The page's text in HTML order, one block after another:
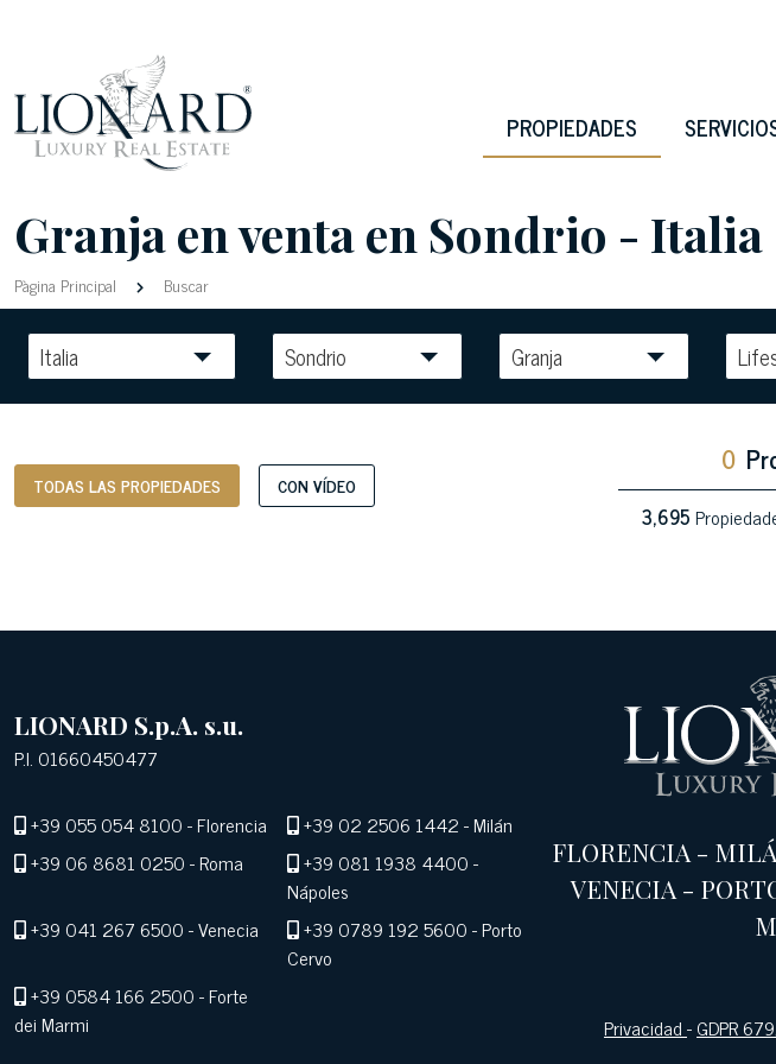
PROPIEDADES
Granja en venta en Sondrio - Italia
Pàgina Principal Buscar
Italia Sondrio Granja
TODAS LAS PROPIEDADES CON VÍDEO
0
3,695
LIONARD S.p.A. s.u.
P.I. 01660450477
+39 055 054 8100- Florencia +39 02 2506 1442- Milán
+39 06 8681 0250- Roma +39 081 1938 4400-
Nápoles
+39 041 267 6500- Venecia +39 0789 192 5600- Porto
Cervo
+39 0584 166 2500- Forte
dei Marmi
FLORENCIA -
VENECIA -
Privacidad-GDPR